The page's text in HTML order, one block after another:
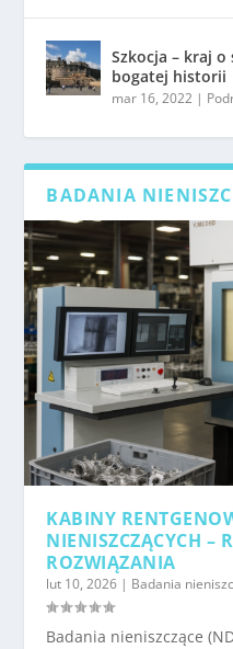
Szkocja – kraj
bogatej historii
mar 16, 2022 |
BADANIA
KABINY
NIENISZCZĄCYCH –
ROZWIĄZANIA
lut 10, 2026 | Badania
Badania nieniszczące